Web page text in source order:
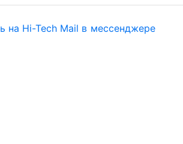
на Hi-Tech Mail в мессенджере